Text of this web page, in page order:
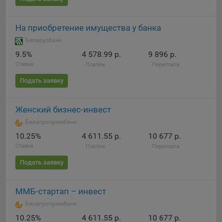
Яндекса рекламная сеть (Yandex Mobile Ads, ADFOX) -
Europe AG, Werftestrasse 4, CH-6005 Luzern, Switzerland.
Google Ads - сервис показа контекстной рекламы,
предоставляемый компанией Google Ireland Ltd, Gordon
House Barrow Street Dublin 4, D04E5W5 Ireland.
Сохранить по умолчанию
На приобретение имущества у банка
Беларусбанк
9.5%
Ставка
4 578.99 р.
Платёж
9 896 р.
Переплата
Подать заявку
Женский бизнес-инвест
Белагропромбанк
10.25%
Ставка
4 611.55 р.
Платёж
10 677 р.
Переплата
Подать заявку
ММБ-стартап – инвест
Белагропромбанк
10.25% 4 611.55 р. 10 677 р.